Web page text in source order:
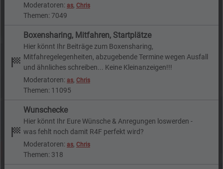
Moderatoren: as, Chris
Themen: 7049
Boxensharing, Mitfahren, Startplätze
Hier könnt Ihr Beiträge zum Boxensharing,
Mitfahregelegenheiten, abzugebende Termine wegen Ausfall
und ähnliches schreiben... Keine Kleinanzeigen!!!
Moderatoren: as, Chris
Themen: 11095
Wunschecke
Hier könnt Ihr Eure Wünsche & Anregungen loswerden -
was fehlt noch damit R4F perfekt wird?
Moderatoren: as, Chris
Themen: 318